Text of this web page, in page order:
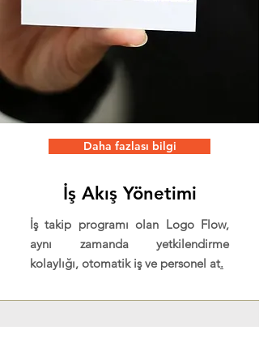
Daha fazlası bilgi
İş Akış Yönetimi
İş takip programı olan Logo Flow,
aynı zamanda yetkilendirme
kolaylığı, otomatik iş ve personel at.